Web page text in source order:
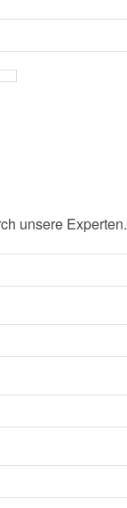
unsere Experten.